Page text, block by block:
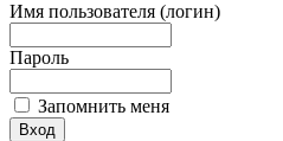
Имя пользователя (логин)
Пароль
Запомнить меня